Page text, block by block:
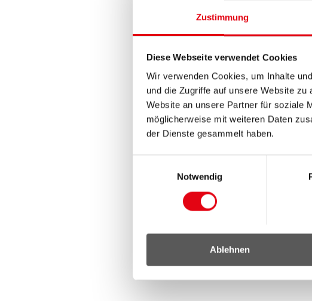
Zustimmung
Diese Webseite verwendet Cookies
Wir verwenden Cookies, um Inhalte
und die Zugriffe auf unsere Website
Website an unsere Partner für soziale
möglicherweise mit weiteren Daten
der Dienste gesammelt haben.
Notwendig
Ablehnen